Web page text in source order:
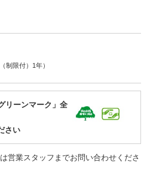
制限付）1年）
リーンマーク」全
さい
営業スタッフまでお問い合わせくださ